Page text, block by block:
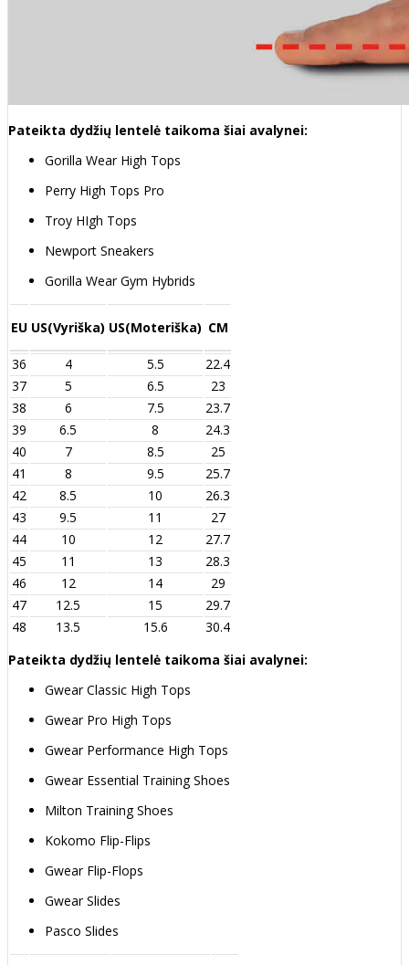
Pateikta dydžių lentelė taikoma šiai avalynei:
Gorilla Wear High Tops
Perry High Tops Pro
Troy HIgh Tops
Newport Sneakers
Gorilla Wear Gym Hybrids
EU US(Vyriška) US(Moteriška) CM
36 4 5.5
22.4
37
5 6.5
23
38
6 7.5
23.7
39
6.5 8
24.3
40
7 8.5
25
41
8 9.5
25.7
42
8.5 10
26.3
43
9.5 11
27
44
10 12
27.7
45
11 13
28.3
46
12 14
29
47
12.5 15
29.7
48
13.5 15.6
30.4
Pateikta dydžių lentelė taikoma šiai avalynei:
Gwear Classic High Tops
Gwear Pro High Tops
Gwear Performance High Tops
Gwear Essential Training Shoes
Milton Training Shoes
Kokomo Flip-Flips
Gwear Flip-Flops
Gwear Slides
Pasco Slides